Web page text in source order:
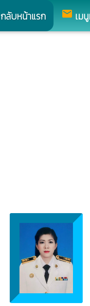
กลับหน้าแรก mail เม